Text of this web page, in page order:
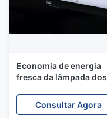
Economia de energia
fresca da lâmpada dos
branco 60cm por muito
tempo com padrão
Consultar Agora